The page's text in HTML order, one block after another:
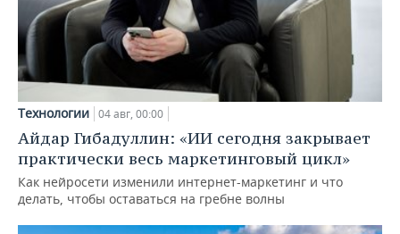
Технологии 04 авг, 00:00
Айдар Гибадуллин: «ИИ сегодня закрывает
практически весь маркетинговый цикл»
Как нейросети изменили интернет-маркетинг и что
делать, чтобы оставаться на гребне волны